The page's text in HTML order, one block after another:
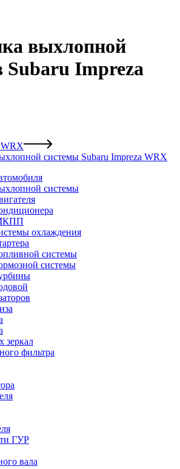
выхлопной
Subaru Impreza
WRX
системы Subaru Impreza WRX
системы
охлаждения
системы
системы
зеркал
фильтра
ГУР
вала